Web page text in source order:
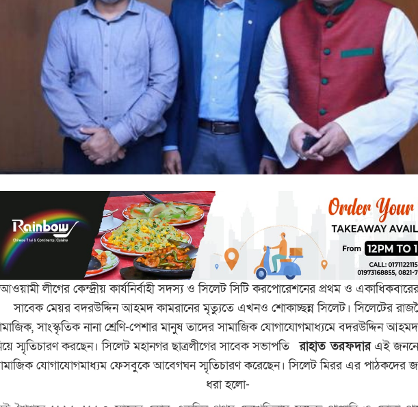
আওয়ামী লীগের কেন্দ্রীয় কার্যনির্বাহী সদস্য ও সিলেট সিটি করপোরেশনের প্রথম ও একাধিকবারের
সাবেক মেয়র বদরউদ্দিন আহমদ কামরানের মৃত্যুতে এখনও শোকাচ্ছন্ন সিলেট। সিলেটের
সাংস্কৃতিক নানা শ্রেণি-পেশার মানুষ তাদের সামাজিক যোগাযোগমাধ্যমে বদরউদ্দিন
স্মৃতিচারণ করছেন। সিলেট মহানগর ছাত্রলীগের সাবেক সভাপতি
রাহাত তরফদারএই
যোগাযোগমাধ্যম ফেসবুকে আবেগঘন স্মৃতিচারণ করেছেন। সিলেট মিরর এর পাঠকদের
ধরা হলো-